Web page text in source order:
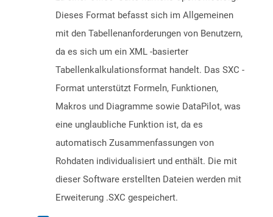
Dieses Format befasst sich im Allgemeinen
mit den Tabellenanforderungen von Benutzern,
da es sich um ein XML -basierter
Tabellenkalkulationsformat handelt. Das SXC -
Format unterstützt Formeln, Funktionen,
Makros und Diagramme sowie DataPilot, was
eine unglaubliche Funktion ist, da es
automatisch Zusammenfassungen von
Rohdaten individualisiert und enthält. Die mit
dieser Software erstellten Dateien werden mit
Erweiterung .SXC gespeichert.